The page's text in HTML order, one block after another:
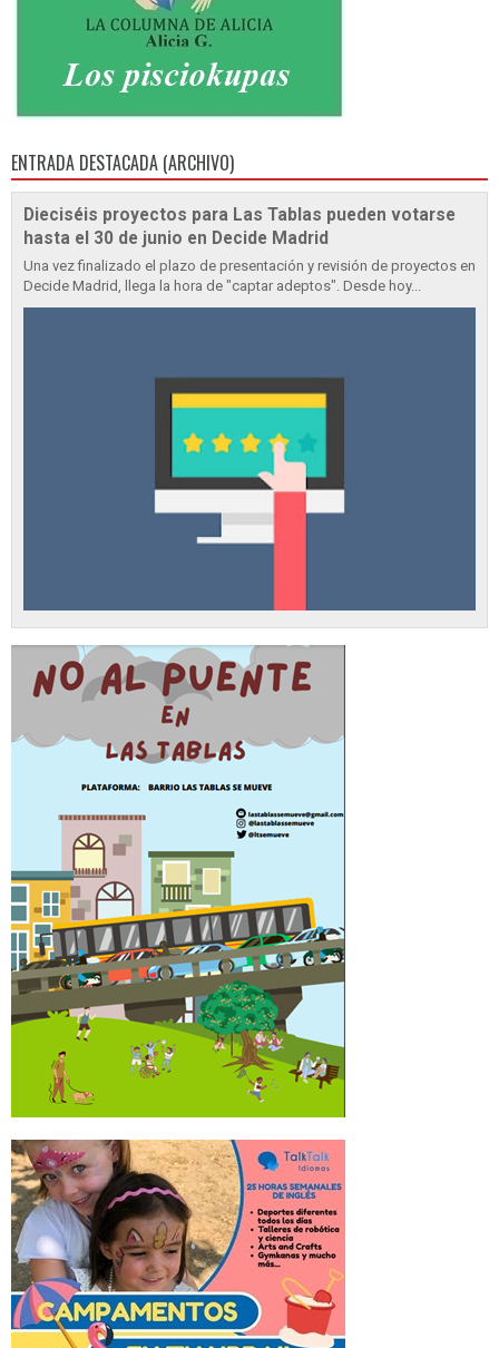
ENTRADA DESTACADA (ARCHIVO)
Dieciséis proyectos para Las Tablas pueden votarse
hasta el 30 de junio en Decide Madrid
Una vez finalizado el plazo de presentación y revisión de proyectos en
Decide Madrid, llega la hora de "captar adeptos". Desde hoy...